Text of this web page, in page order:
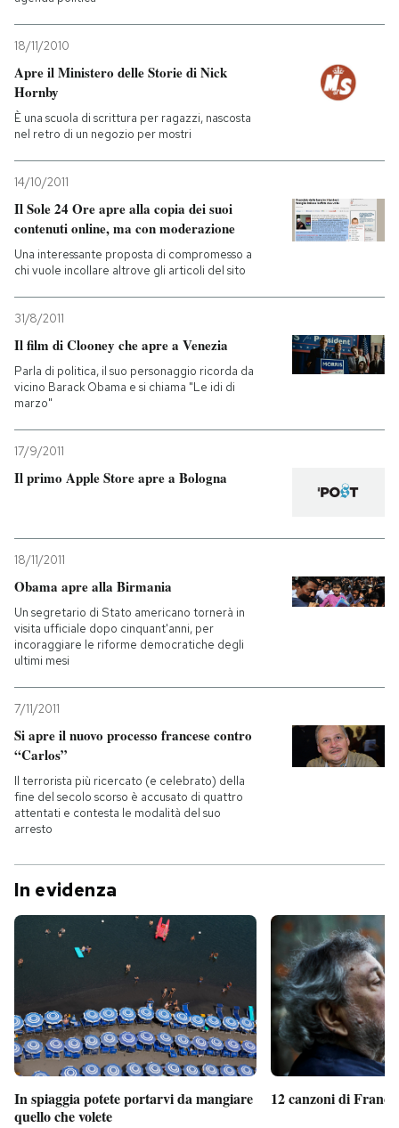
18/11/2010
Apre il Ministero delle Storie di Nick
Hornby
È una scuola di scrittura per ragazzi, nascosta
nel retro di un negozio per mostri
14/10/2011
Il Sole 24 Ore apre alla copia dei suoi
contenuti online, ma con moderazione
Una interessante proposta di compromesso a
chi vuole incollare altrove gli articoli del sito
31/8/2011
Il film di Clooney che apre a Venezia
Parla di politica, il suo personaggio ricorda da
vicino Barack Obama e si chiama "Le idi di
marzo"
17/9/2011
Il primo Apple Store apre a Bologna
18/11/2011
Obama apre alla Birmania
Un segretario di Stato americano tornerà in
visita ufficiale dopo cinquant'anni, per
incoraggiare le riforme democratiche degli
ultimi mesi
7/11/2011
Si apre il nuovo processo francese contro
“Carlos”
Il terrorista più ricercato (e celebrato) della
fine del secolo scorso è accusato di quattro
attentati e contesta le modalità del suo
arresto
In evidenza
In spiaggia potete portarvi da mangiare
quello che volete
12 canzoni di